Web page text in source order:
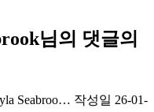
님의 댓글의
Seabroo… 작성일 26-01-